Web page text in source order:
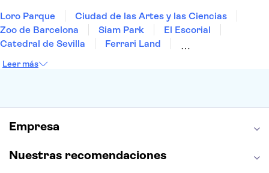
Loro Parque
Ciudad de las Artes y las Ciencias
Zoo de Barcelona
Siam Park
El Escorial
Catedral de Sevilla
Ferrari Land
Montserrat
Parque Warner
Leer más
Empresa
Nuestras recomendaciones